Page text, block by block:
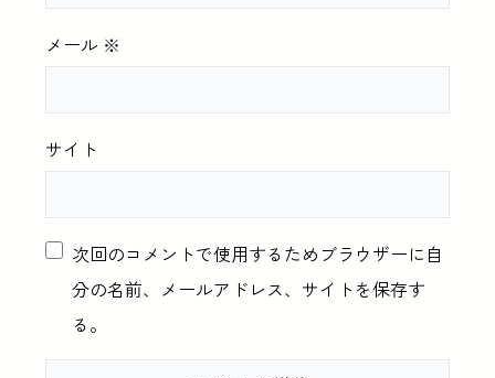
メール ※
サイト
次回のコメントで使用するためブラウザーに自
分の名前、メールアドレス、サイトを保存す
る。